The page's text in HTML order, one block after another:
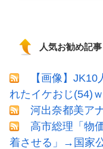
人気お勧め記事
【画像】
れたイケおじ(54)
河出奈都美ア
高市総理「物
着させる」→国家